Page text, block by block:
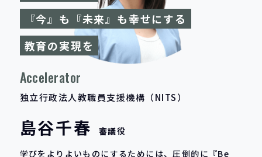
『今』も『未来』も幸せにする
教育の実現を
Accelerator
独立行政法人教職員支援機構（NITS）
島谷千春
審議役
学びをよりよいものにするためには、圧倒的に『Be